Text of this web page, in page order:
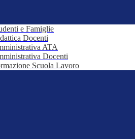
e Famiglie
Docenti
ATA
Docenti
Scuola Lavoro